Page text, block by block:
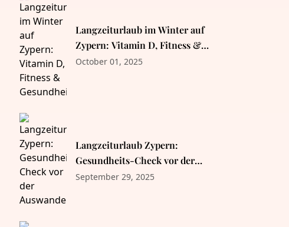
Langzeiturlaub im Winter auf
Zypern: Vitamin D, Fitness &
Gesundheit
October 01, 2025
Langzeiturlaub Zypern:
Gesundheits-Check vor der
Auswanderung
September 29, 2025